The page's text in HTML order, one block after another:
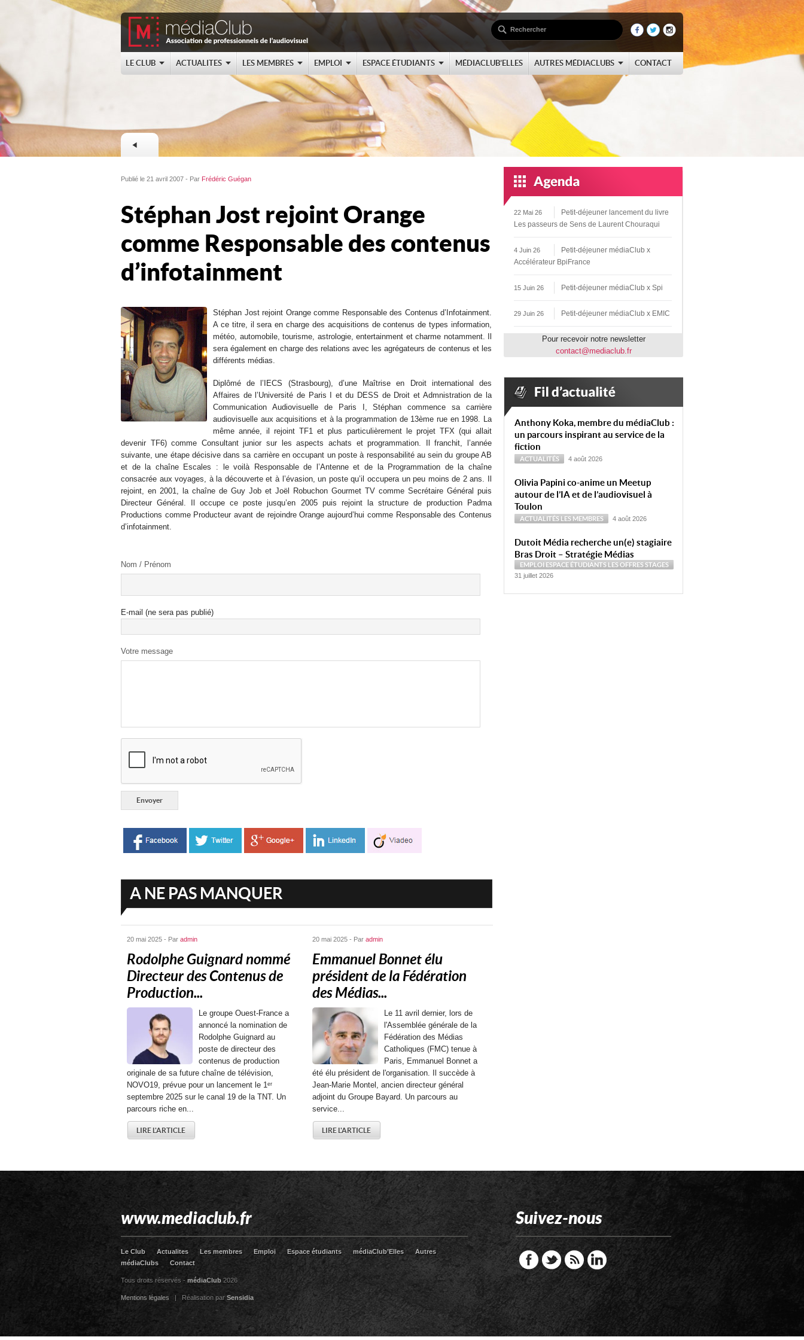
LE CLUB ACTUALITES LES MEMBRES EMPLOI ESPACE ÉTUDIANTS MÉDIACLUB’ELLES AUTRES MÉDIACLUBS CONTACT
Publié le 21 avril 2007 - Par Frédéric Guégan
Stéphan Jost rejoint Orange
comme Responsable des contenus
d’infotainment
Stéphan Jost rejoint Orange comme Responsable des Contenus d’Infotainment.
A ce titre, il sera en charge des acquisitions de contenus de types information,
météo, automobile, tourisme, astrologie, entertainment et charme notamment. Il
sera également en charge des relations avec les agrégateurs de contenus et les
différents médias.
Diplômé de l’IECS (Strasbourg), d’une Maîtrise en Droit international des
Affaires de l’Université de Paris I et du DESS de Droit et Admnistration de la
Communication Audiovisuelle de Paris I, Stéphan commence sa carrière
audiovisuelle aux acquisitions et à la programmation de 13ème rue en 1998. La
même année, il rejoint TF1 et plus particulièrement le projet TFX (qui allait
devenir TF6) comme Consultant junior sur les aspects achats et programmation. Il franchit, l’année
suivante, une étape décisive dans sa carrière en occupant un poste à responsabilité au sein du groupe AB
et de la chaîne Escales : le voilà Responsable de l’Antenne et de la Programmation de la chaîne
consacrée aux voyages, à la découverte et à l’évasion, un poste qu’il occupera un peu moins de 2 ans. Il
rejoint, en 2001, la chaîne de Guy Job et Joël Robuchon Gourmet TV comme Secrétaire Général puis
Directeur Général. Il occupe ce poste jusqu’en 2005 puis rejoint la structure de production Padma
Productions comme Producteur avant de rejoindre Orange aujourd’hui comme Responsable des Contenus
d’infotainment.
Nom / Prénom
E-mail (ne sera pas publié)
Votre message
A NE PAS MANQUER
20 mai 2025 - Par admin
Rodolphe Guignard nommé
Directeur des Contenus de
Production...
Le groupe Ouest-France a
annoncé la nomination de
Rodolphe Guignard au
poste de directeur des
contenus de production
originale de sa future chaîne de télévision,
NOVO19, prévue pour un lancement le 1ᵉʳ
septembre 2025 sur le canal 19 de la TNT. Un
parcours riche en...
LIRE L'ARTICLE
20 mai 2025 - Par admin
Emmanuel Bonnet élu
président de la Fédération
des Médias...
Le 11 avril dernier, lors de
l'Assemblée générale de la
Fédération des Médias
Catholiques (FMC) tenue à
Paris, Emmanuel Bonnet a
été élu président de l'organisation. Il succède à
Jean-Marie Montel, ancien directeur général
adjoint du Groupe Bayard. Un parcours au
service...
LIRE L'ARTICLE
22 Mai 26
Petit-déjeuner lancement du livre
Les passeurs de Sens de Laurent Chouraqui
4 Juin 26
Petit-déjeuner médiaClub x
Accélérateur BpiFrance
15 Juin 26 Petit-déjeuner médiaClub x Spi
29 Juin 26 Petit-déjeuner médiaClub x EMIC
Pour recevoir notre newsletter
contact@mediaclub.fr
Anthony Koka, membre du médiaClub :
un parcours inspirant au service de la
fiction
ACTUALITÉS 4 août 2026
Olivia Papini co-anime un Meetup
autour de l’IA et de l’audiovisuel à
Toulon
ACTUALITÉS LES MEMBRES 4 août 2026
Dutoit Média recherche un(e) stagiaire
Bras Droit – Stratégie Médias
EMPLOI ESPACE ÉTUDIANTS LES OFFRESSTAGES
31 juillet 2026
www.mediaclub.fr
Le Club Actualites Les membres Emploi Espace étudiants médiaClub’Elles
Autres
médiaClubs
Contact
Tous droits réservés - médiaClub 2026
Mentions légales | Réalisation par Sensidia
Suivez-nous
FacebookTwitter RSS LinkedIn